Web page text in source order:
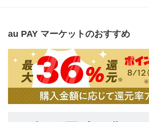
au PAY マーケットのおすすめ